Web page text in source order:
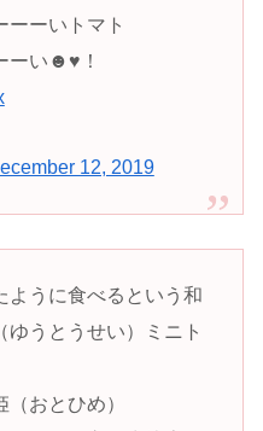
ーーいトマト
ーい☻♥！
12, 2019
ように食べるという和
うとうせい）ミニト
おとひめ）